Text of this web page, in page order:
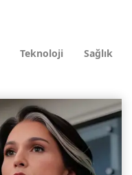
Teknoloji Sağlık